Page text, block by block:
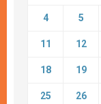
4 5
11 12
18 19
25 26